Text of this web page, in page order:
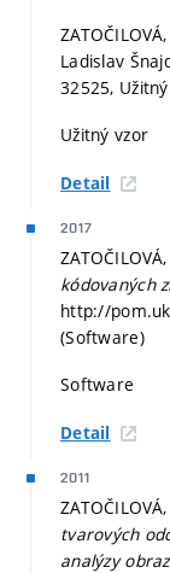
Ladislav
32525,
Užitný vzor
Detail
2017
kódovaných
http://
(Software)
Software
Detail
2011
tvarových
analýzy